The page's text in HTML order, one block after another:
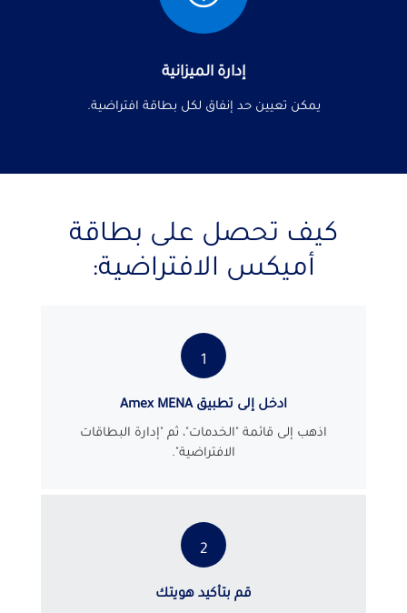
إدارة الميزانية
يمكن تعيين حد إنفاق لكل بطاقة افتراضية.
كيف تحصل على بطاقة
أميكس الافتراضية:
1
ادخل إلى تطبيق Amex MENA
اذهب إلى قائمة "الخدمات"، ثم "إدارة البطاقات
الافتراضية".
2
قم بتأكيد هويتك